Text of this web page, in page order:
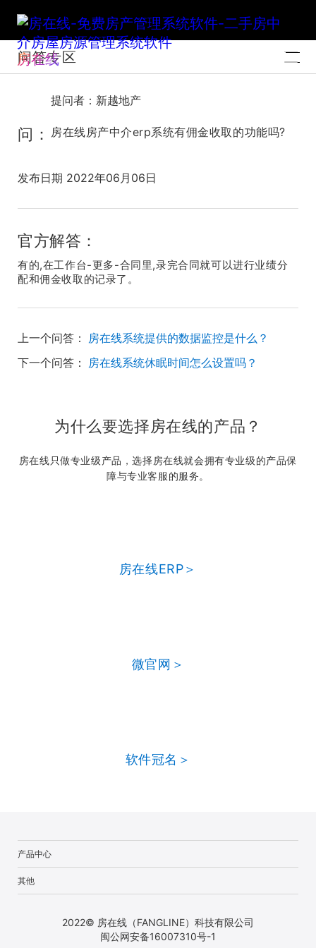
房在线
问答专区
提问者：新越地产
问： 房在线房产中介erp系统有佣金收取的功能吗?
发布日期 2022年06月06日
官方解答：
有的,在工作台-更多-合同里,录完合同就可以进行业绩分
配和佣金收取的记录了。
上一个问答： 房在线系统提供的数据监控是什么？
下一个问答： 房在线系统休眠时间怎么设置吗？
为什么要选择房在线的产品？
房在线只做专业级产品，选择房在线就会拥有专业级的产品保
障与专业客服的服务。
房在线ERP＞
微官网＞
软件冠名＞
产品中心
其他
2022© 房在线（FANGLINE）科技有限公司
闽公网安备16007310号-1